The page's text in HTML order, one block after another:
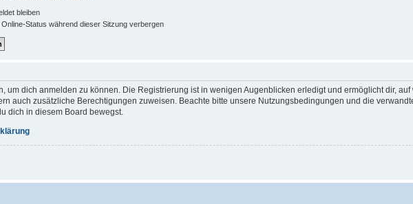
bleiben
Online-Status während dieser Sitzung verbergen
um dich anmelden zu können. Die Registrierung ist in wenigen Augenblicken erledigt und ermöglicht dir,
auch zusätzliche Berechtigungen zuweisen. Beachte bitte unsere Nutzungsbedingungen und die
dich in diesem Board bewegst.